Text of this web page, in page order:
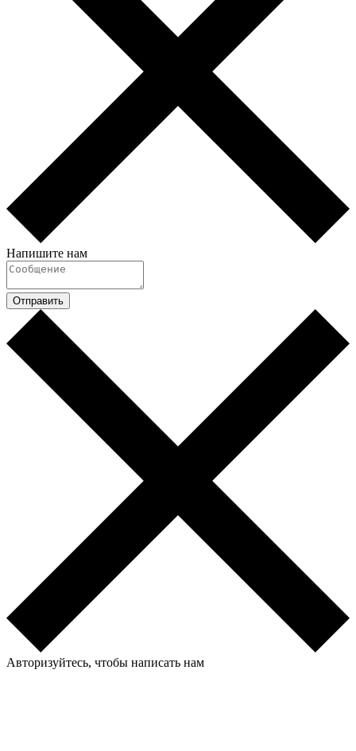
Напишите нам
Отправить
Авторизуйтесь, чтобы написать нам